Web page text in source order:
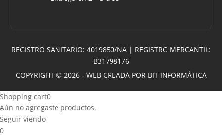
REGISTRO SANITARIO: 4019850/NA | REGISTRO MERCANTIL:
B31798176
COPYRIGHT © 2026 - WEB CREADA POR BIT INFORMÁTICA
Shopping cart0
Aún no agregaste productos.
Seguir viendo
0